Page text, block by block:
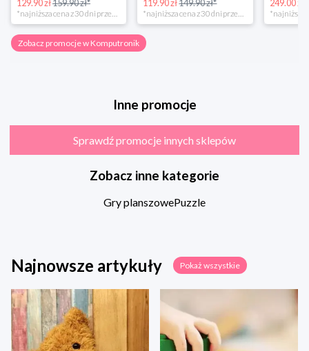
129.90 zł159.90 zł* 119.90 zł149.90 zł* 249.00 zł
Zobacz promocje w Komputronik
Inne promocje
Sprawdź promocje innych sklepów
Zobacz inne kategorie
Gry planszowePuzzle
Najnowsze artykuły Pokaż wszystkie